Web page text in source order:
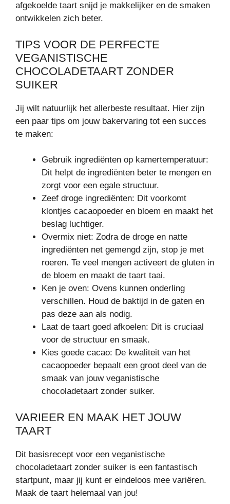
afgekoelde taart snijd je makkelijker en de smaken
ontwikkelen zich beter.
TIPS VOOR DE PERFECTE
VEGANISTISCHE
CHOCOLADETAART ZONDER
SUIKER
Jij wilt natuurlijk het allerbeste resultaat. Hier zijn
een paar tips om jouw bakervaring tot een succes
te maken:
Gebruik ingrediënten op kamertemperatuur:
Dit helpt de ingrediënten beter te mengen en
zorgt voor een egale structuur.
Zeef droge ingrediënten: Dit voorkomt
klontjes cacaopoeder en bloem en maakt het
beslag luchtiger.
Overmix niet: Zodra de droge en natte
ingrediënten net gemengd zijn, stop je met
roeren. Te veel mengen activeert de gluten in
de bloem en maakt de taart taai.
Ken je oven: Ovens kunnen onderling
verschillen. Houd de baktijd in de gaten en
pas deze aan als nodig.
Laat de taart goed afkoelen: Dit is cruciaal
voor de structuur en smaak.
Kies goede cacao: De kwaliteit van het
cacaopoeder bepaalt een groot deel van de
smaak van jouw veganistische
chocoladetaart zonder suiker.
VARIEER EN MAAK HET JOUW
TAART
Dit basisrecept voor een veganistische
chocoladetaart zonder suiker is een fantastisch
startpunt, maar jij kunt er eindeloos mee variëren.
Maak de taart helemaal van jou!